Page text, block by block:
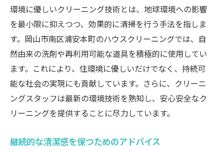
環境に優しいクリーニング技術とは、地球環境への影響
を最小限に抑えつつ、効果的に清掃を行う手法を指しま
す。岡山市南区浦安本町のハウスクリーニングでは、自
然由来の洗剤や再利用可能な道具を積極的に使用してい
ます。これにより、住環境に優しいだけでなく、持続可
能な社会の実現にも貢献しています。さらに、クリーニ
ングスタッフは最新の環境技術を熟知し、安心安全なク
リーニングを提供することに尽力しています。
継続的な清潔感を保つためのアドバイス